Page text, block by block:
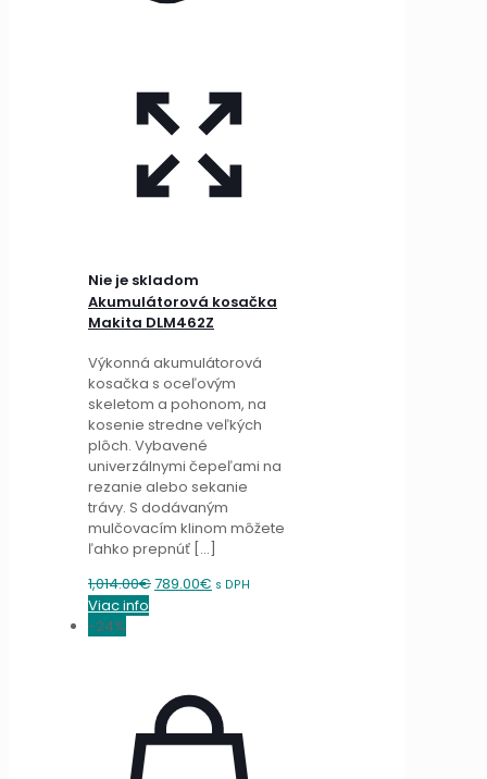
Nie je skladom
Akumulátorová kosačka
Makita DLM462Z
Výkonná akumulátorová
kosačka s oceľovým
skeletom a pohonom, na
kosenie stredne veľkých
plôch. Vybavené
univerzálnymi čepeľami na
rezanie alebo sekanie
trávy. S dodávaným
mulčovacím klinom môžete
ľahko prepnúť […]
1,014.00€Original
789.00€ Current
s DPH
Viac info
-24%